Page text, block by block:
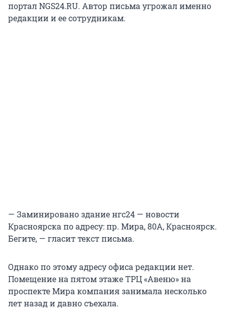
портал NGS24.RU. Автор письма угрожал именно
редакции и ее сотрудникам.
— Заминировано здание нгс24 — новости
Красноярска по адресу: пр. Мира, 80А, Красноярск.
Бегите, — гласит текст письма.
Однако по этому адресу офиса редакции нет.
Помещение на пятом этаже ТРЦ «Авеню» на
проспекте Мира компания занимала несколько
лет назад и давно съехала.